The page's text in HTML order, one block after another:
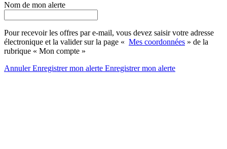
Nom de mon alerte
Pour recevoir les offres par e-mail, vous devez saisir votre adresse
électronique et la valider sur la page « Mes coordonnées » de la
rubrique « Mon compte »
AnnulerEnregistrer mon alerte Enregistrermon alerte